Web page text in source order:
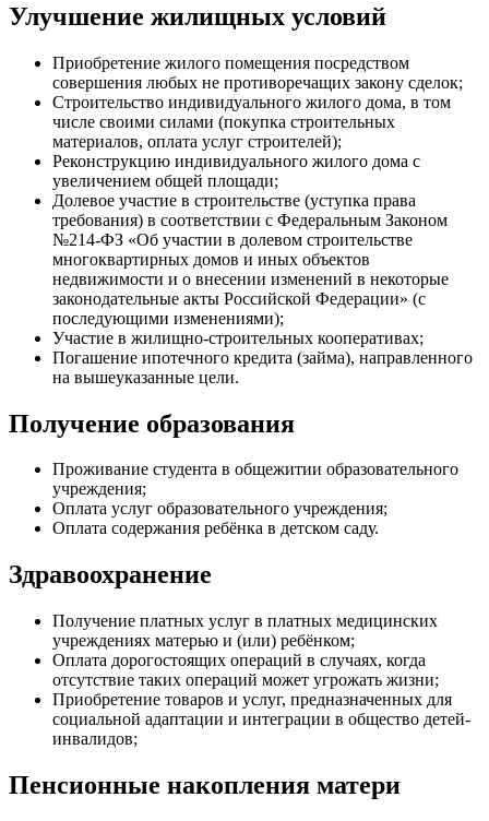
Улучшение жилищных условий
Приобретение жилого помещения посредством
совершения любых не противоречащих закону сделок;
Строительство индивидуального жилого дома, в том
числе своими силами (покупка строительных
материалов, оплата услуг строителей);
Реконструкцию индивидуального жилого дома с
увеличением общей площади;
Долевое участие в строительстве (уступка права
требования) в соответствии с Федеральным Законом
№214-ФЗ «Об участии в долевом строительстве
многоквартирных домов и иных объектов
недвижимости и о внесении изменений в некоторые
законодательные акты Российской Федерации» (с
последующими изменениями);
Участие в жилищно-строительных кооперативах;
Погашение ипотечного кредита (займа), направленного
на вышеуказанные цели.
Получение образования
Проживание студента в общежитии образовательного
учреждения;
Оплата услуг образовательного учреждения;
Оплата содержания ребёнка в детском саду.
Здравоохранение
Получение платных услуг в платных медицинских
учреждениях матерью и (или) ребёнком;
Оплата дорогостоящих операций в случаях, когда
отсутствие таких операций может угрожать жизни;
Приобретение товаров и услуг, предназначенных для
социальной адаптации и интеграции в общество детей-
инвалидов;
Пенсионные накопления матери